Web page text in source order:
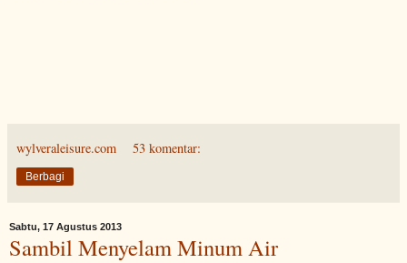
wylveraleisure.com 53 komentar:
Berbagi
Sabtu, 17 Agustus 2013
Sambil Menyelam Minum Air